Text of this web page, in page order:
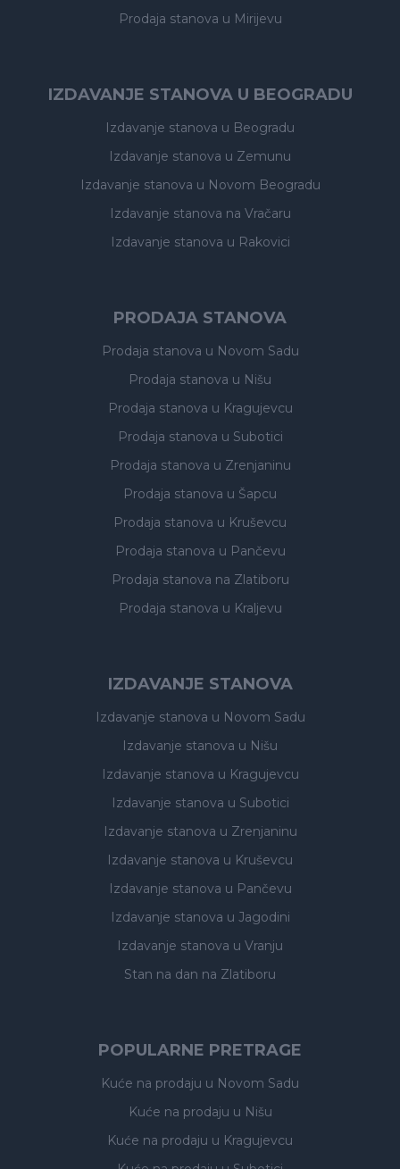
Prodaja stanova u Mirijevu
IZDAVANJE STANOVA U BEOGRADU
Izdavanje stanova u Beogradu
Izdavanje stanova u Zemunu
Izdavanje stanova u Novom Beogradu
Izdavanje stanova na Vračaru
Izdavanje stanova u Rakovici
PRODAJA STANOVA
Prodaja stanova u Novom Sadu
Prodaja stanova u Nišu
Prodaja stanova u Kragujevcu
Prodaja stanova u Subotici
Prodaja stanova u Zrenjaninu
Prodaja stanova u Šapcu
Prodaja stanova u Kruševcu
Prodaja stanova u Pančevu
Prodaja stanova na Zlatiboru
Prodaja stanova u Kraljevu
IZDAVANJE STANOVA
Izdavanje stanova u Novom Sadu
Izdavanje stanova u Nišu
Izdavanje stanova u Kragujevcu
Izdavanje stanova u Subotici
Izdavanje stanova u Zrenjaninu
Izdavanje stanova u Kruševcu
Izdavanje stanova u Pančevu
Izdavanje stanova u Jagodini
Izdavanje stanova u Vranju
Stan na dan na Zlatiboru
POPULARNE PRETRAGE
Kuće na prodaju u Novom Sadu
Kuće na prodaju u Nišu
Kuće na prodaju u Kragujevcu